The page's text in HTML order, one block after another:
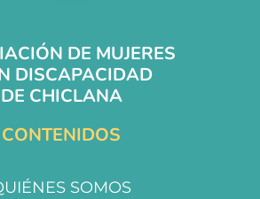
DE MUJERES
DISCAPACIDAD
DE CHICLANA
CONTENIDOS
SOMOS